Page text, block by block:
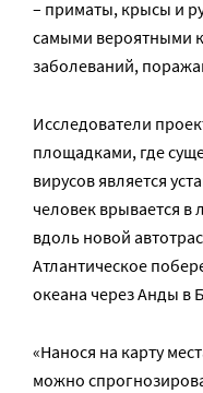
– приматы, крысы и
самыми вероятными
заболеваний,
Исследователи
площадками, где
вирусов является
человек врывается в
вдоль новой
Атлантическое
океана через Анды в
«Нанося на карту
можно